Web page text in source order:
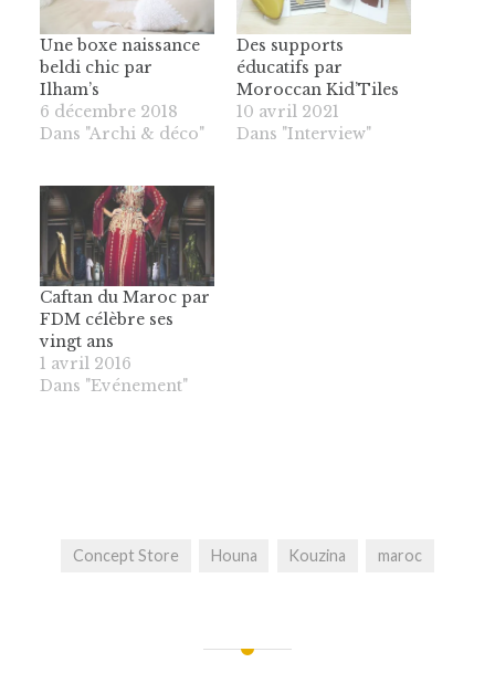
Une boxe naissance
beldi chic par
Ilham’s
6 décembre 2018
Dans "Archi & déco"
Des supports
éducatifs par
Moroccan Kid’Tiles
10 avril 2021
Dans "Interview"
Caftan du Maroc par
FDM célèbre ses
vingt ans
1 avril 2016
Dans "Evénement"
Concept Store Houna Kouzina maroc